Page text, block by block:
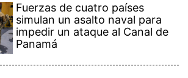
Fuerzas de cuatro países
simulan un asalto naval para
impedir un ataque al Canal de
Panamá